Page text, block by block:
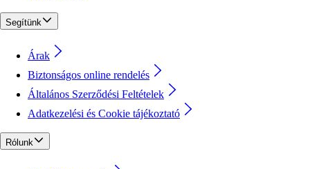
Segítünk
Árak
Biztonságos online rendelés
Általános Szerződési Feltételek
Adatkezelési és Cookie tájékoztató
Rólunk